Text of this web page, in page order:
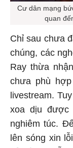
Cư dân mạng
quan
Chỉ sau chưa
chúng, các
Ray thừa
chưa phù
livestream.
xoa dịu
nghiêm túc.
lên sóng xin